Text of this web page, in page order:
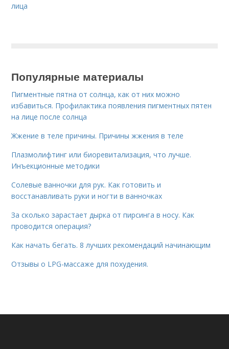
лица
Популярные материалы
Пигментные пятна от солнца, как от них можно
избавиться. Профилактика появления пигментных пятен
на лице после солнца
Жжение в теле причины. Причины жжения в теле
Плазмолифтинг или биоревитализация, что лучше.
Инъекционные методики
Солевые ванночки для рук. Как готовить и
восстанавливать руки и ногти в ванночках
За сколько зарастает дырка от пирсинга в носу. Как
проводится операция?
Как начать бегать. 8 лучших рекомендаций начинающим
Отзывы о LPG-массаже для похудения.